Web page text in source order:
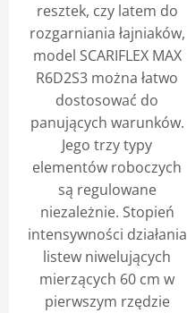
resztek, czy latem do
rozgarniania łajniaków,
model SCARIFLEX MAX
R6D2S3 można łatwo
dostosować do
panujących warunków.
Jego trzy typy
elementów roboczych
są regulowane
niezależnie. Stopień
intensywności działania
listew niwelujących
mierzących 60 cm w
pierwszym rzędzie